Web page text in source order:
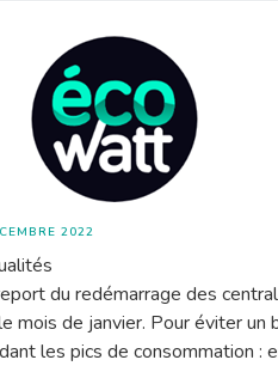
2022
du redémarrage des
mois de janvier. Pour éviter
les pics de consommation